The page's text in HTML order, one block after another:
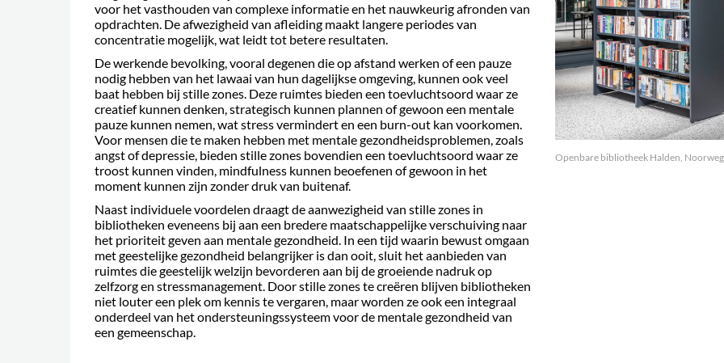
voor het vasthouden van complexe informatie en het nauwkeurig afronden van
opdrachten. De afwezigheid van afleiding maakt langere periodes van
concentratie mogelijk, wat leidt tot betere resultaten.
De werkende bevolking, vooral degenen die op afstand werken of een pauze
nodig hebben van het lawaai van hun dagelijkse omgeving, kunnen ook veel
baat hebben bij stille zones. Deze ruimtes bieden een toevluchtsoord waar ze
creatief kunnen denken, strategisch kunnen plannen of gewoon een mentale
pauze kunnen nemen, wat stress vermindert en een burn-out kan voorkomen.
Voor mensen die te maken hebben met mentale gezondheidsproblemen, zoals
angst of depressie, bieden stille zones bovendien een toevluchtsoord waar ze
troost kunnen vinden, mindfulness kunnen beoefenen of gewoon in het
moment kunnen zijn zonder druk van buitenaf.
Naast individuele voordelen draagt de aanwezigheid van stille zones in
bibliotheken eveneens bij aan een bredere maatschappelijke verschuiving naar
het prioriteit geven aan mentale gezondheid. In een tijd waarin bewust omgaan
met geestelijke gezondheid belangrijker is dan ooit, sluit het aanbieden van
ruimtes die geestelijk welzijn bevorderen aan bij de groeiende nadruk op
zelfzorg en stressmanagement. Door stille zones te creëren blijven bibliotheken
niet louter een plek om kennis te vergaren, maar worden ze ook een integraal
onderdeel van het ondersteuningssysteem voor de mentale gezondheid van
een gemeenschap.
Openbare bibliotheek Halden,